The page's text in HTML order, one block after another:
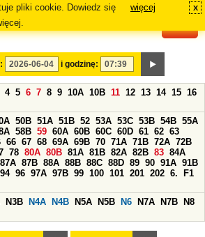
pliki cookie. Dowiedz się
więcej x
i godzinę:
4 5 6 7 8 9 10A 10B 11 12 13 14 15 16
50B 51A 51B 52 53A 53C 53B 54B 55A
58B 59 60A 60B 60C 60D 61 62 63
66 67 68 69A 69B 70 71A 71B 72A 72B
78 80A 80B 81A 81B 82A 82B 83 84A
87A 87B 88A 88B 88C 88D 89 90 91A 91B
94 96 97A 97B 99 100 101 201 202 6.
F1
N3B N4A N4B N5A N5B N6 N7A N7B
N8